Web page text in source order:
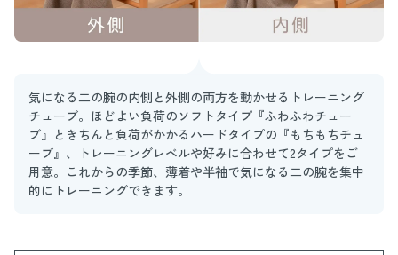
気になる二の腕の内側と外側の両方を動かせるトレーニング
チューブ。ほどよい負荷のソフトタイプ『ふわふわチュー
ブ』ときちんと負荷がかかるハードタイプの『もちもちチュ
ーブ』、トレーニングレベルや好みに合わせて2タイプをご
用意。これからの季節、薄着や半袖で気になる二の腕を集中
的にトレーニングできます。